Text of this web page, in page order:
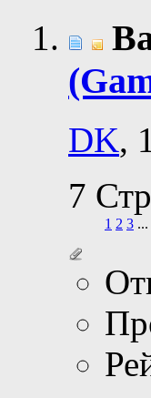
DK,
7
1 2 3 ...